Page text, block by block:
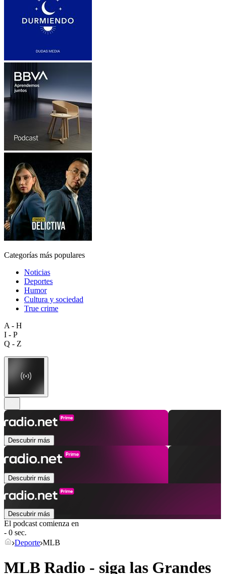
Categorías más populares
Noticias
Deportes
Humor
Cultura y sociedad
True crime
A - H
I - P
Q - Z
Descubrir más
Descubrir más
Descubrir más
El podcast comienza en
- 0 sec.
Deporte MLB
MLB Radio - siga las Grandes